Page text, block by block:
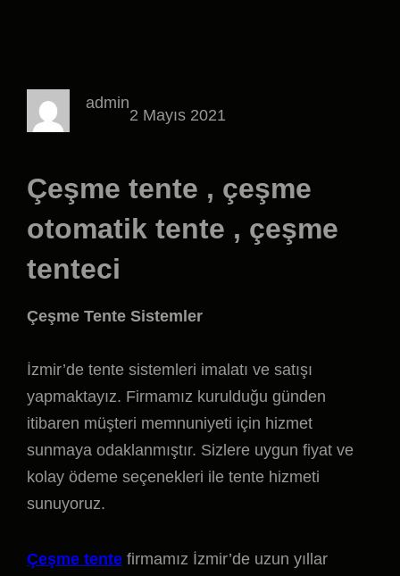
admin
2 Mayıs 2021
Çeşme tente , çeşme
otomatik tente , çeşme
tenteci
Çeşme Tente Sistemler
İzmir’de tente sistemleri imalatı ve satışı
yapmaktayız. Firmamız kurulduğu günden
itibaren müşteri memnuniyeti için hizmet
sunmaya odaklanmıştır. Sizlere uygun fiyat ve
kolay ödeme seçenekleri ile tente hizmeti
sunuyoruz.
Çeşme tente firmamız İzmir’de uzun yıllar